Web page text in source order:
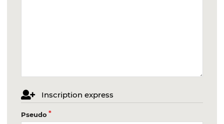
Inscription express
Pseudo